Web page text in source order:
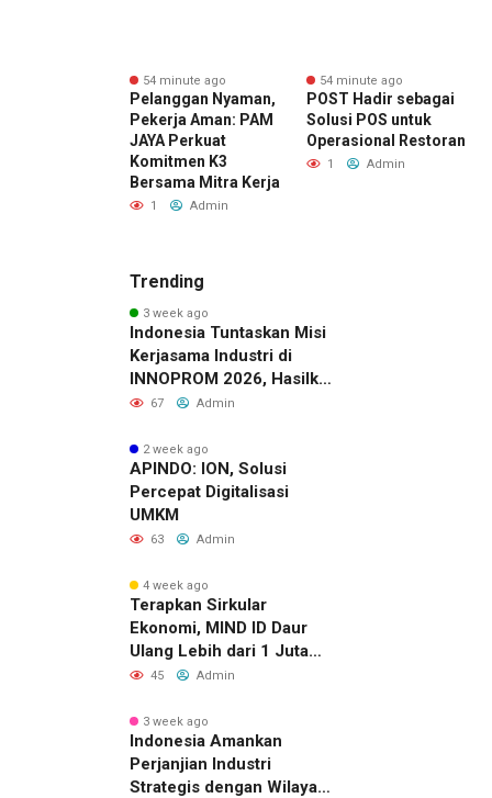
54 minute ago
Pelanggan Nyaman,
Pekerja Aman: PAM
JAYA Perkuat
Komitmen K3
Bersama Mitra Kerja
1 Admin
54 minute ago
POST Hadir sebagai
Solusi POS untuk
Operasional Restoran
1 Admin
Trending
3 week ago
Indonesia Tuntaskan Misi
Kerjasama Industri di
INNOPROM 2026, Hasilkan
Belasan Kerja Sama
67 Admin
2 week ago
APINDO: ION, Solusi
Percepat Digitalisasi
UMKM
63 Admin
4 week ago
Terapkan Sirkular
Ekonomi, MIND ID Daur
Ulang Lebih dari 1 Juta
Ton Material Sisa
45 Admin
3 week ago
Indonesia Amankan
Perjanjian Industri
Strategis dengan Wilayah